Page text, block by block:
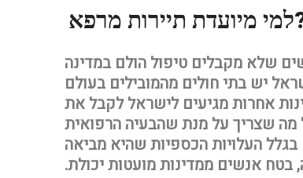
מרפא?
שלא מקבלים טיפול הולם במדינה
יש בתי חולים מהמובילים בעולם
אחרות מגיעים לישראל לקבל את
מה שצריך על מנת שהבעיה הרפואית
העלויות הכספיות שהיא מביאה
אנשים ממדינות מועטות יכולת.